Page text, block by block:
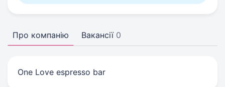
Про компанію Вакансії 0
One Love espresso bar